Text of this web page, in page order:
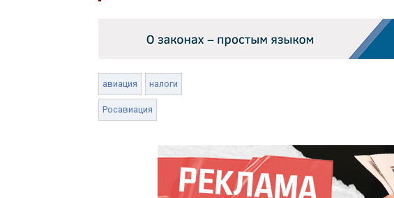
авиация налоги
Росавиация